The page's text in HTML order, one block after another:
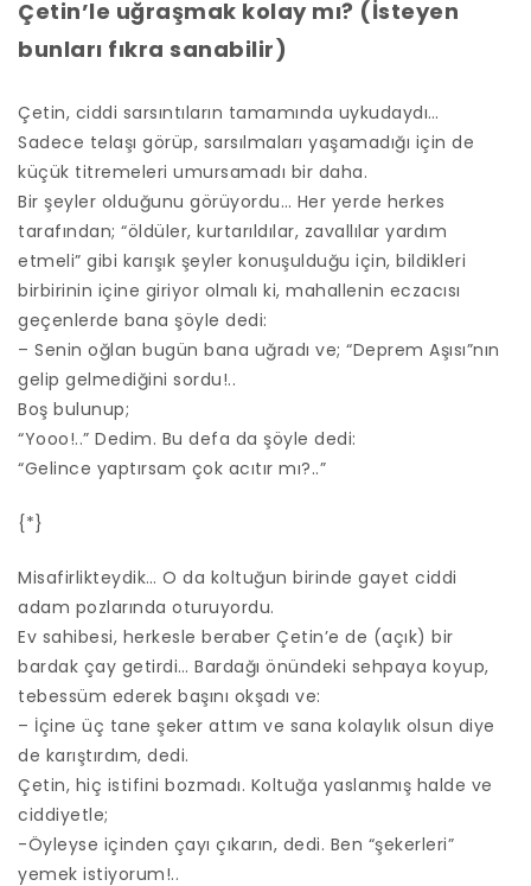
Çetin’le uğraşmak kolay mı? (İsteyen
bunları fıkra sanabilir)
Çetin, ciddi sarsıntıların tamamında uykudaydı…
Sadece telaşı görüp, sarsılmaları yaşamadığı için de
küçük titremeleri umursamadı bir daha.
Bir şeyler olduğunu görüyordu… Her yerde herkes
tarafından; “öldüler, kurtarıldılar, zavallılar yardım
etmeli” gibi karışık şeyler konuşulduğu için, bildikleri
birbirinin içine giriyor olmalı ki, mahallenin eczacısı
geçenlerde bana şöyle dedi:
– Senin oğlan bugün bana uğradı ve; “Deprem Aşısı”nın
gelip gelmediğini sordu!..
Boş bulunup;
“Yooo!..” Dedim. Bu defa da şöyle dedi:
“Gelince yaptırsam çok acıtır mı?..”
{*}
Misafirlikteydik… O da koltuğun birinde gayet ciddi
adam pozlarında oturuyordu.
Ev sahibesi, herkesle beraber Çetin’e de (açık) bir
bardak çay getirdi… Bardağı önündeki sehpaya koyup,
tebessüm ederek başını okşadı ve:
– İçine üç tane şeker attım ve sana kolaylık olsun diye
de karıştırdım, dedi.
Çetin, hiç istifini bozmadı. Koltuğa yaslanmış halde ve
ciddiyetle;
-Öyleyse içinden çayı çıkarın, dedi. Ben “şekerleri”
yemek istiyorum!..